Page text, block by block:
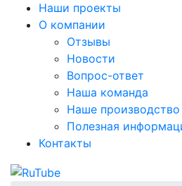
Наши проекты
О компании
Отзывы
Новости
Вопрос-ответ
Наша команда
Наше производство
Полезная
Контакты